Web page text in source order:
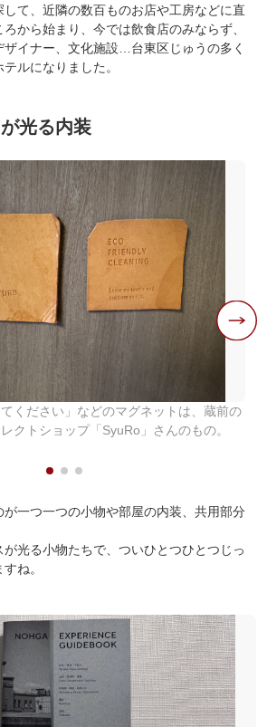
して、近隣の数百ものお店や工房などに直
から始まり、今では飲食店のみならず、
イナー、文化施設…台東区じゅうの多く
ルになりました。
光る内装
ください」などのマグネットは、蔵前の
クトショップ「SyuRo」さんのもの。
一つ一つの小物や部屋の内装、共用部分
光る小物たちで、ついひとつひとつじっ
ね。